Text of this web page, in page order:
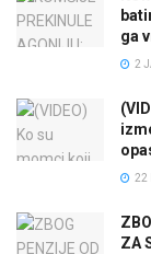
ga
2
22
ZA